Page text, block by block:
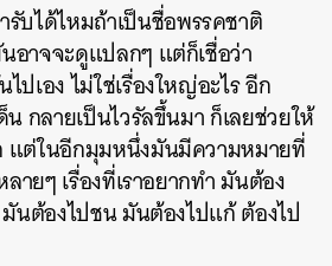
บได้ไหมถ้าเป็นชื่อพรรคชาติ
าจจะดูแปลกๆ แต่ก็เชื่อว่า
เอง ไม่ใช่เรื่องใหญ่อะไร อีก
กลายเป็นไวรัลขึ้นมา ก็เลยช่วยให้
แต่ในอีกมุมหนึ่งมันมีความหมายที่
ายๆ เรื่องที่เราอยากทำ มันต้อง
นต้องไปชน มันต้องไปแก้ ต้องไป